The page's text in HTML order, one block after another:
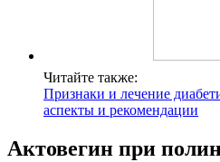
Читайте также:
Признаки и лечение
аспекты и рекомендации
Актовегин при